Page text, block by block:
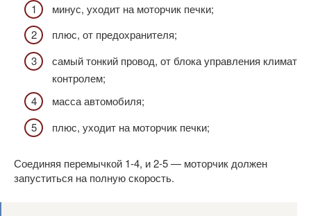
минус, уходит на моторчик печки;
плюс, от предохранителя;
самый тонкий провод, от блока управления климат
контролем;
масса автомобиля;
плюс, уходит на моторчик печки;
Соединяя перемычкой 1-4, и 2-5 — моторчик должен
запуститься на полную скорость.